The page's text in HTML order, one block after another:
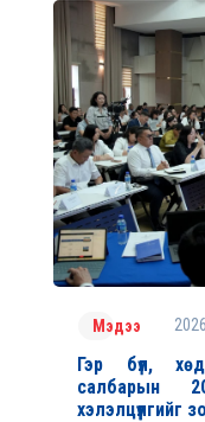
Мэдээ
Гэр бүл,
салбарын
хэлэлцүүлгийг